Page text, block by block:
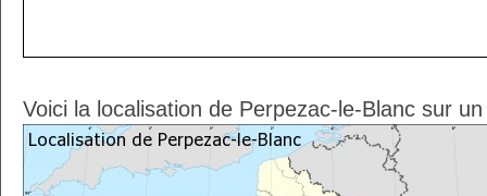
Voici la localisation de Perpezac-le-Blanc sur